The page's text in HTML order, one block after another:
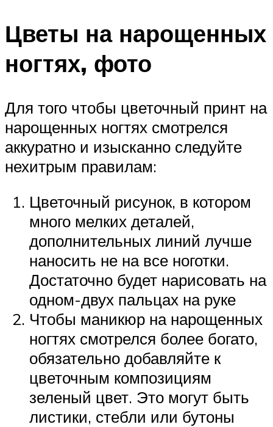
Цветы на нарощенных
ногтях, фото
Для того чтобы цветочный принт на
нарощенных ногтях смотрелся
аккуратно и изысканно следуйте
нехитрым правилам:
Цветочный рисунок, в котором
много мелких деталей,
дополнительных линий лучше
наносить не на все ноготки.
Достаточно будет нарисовать на
одном-двух пальцах на руке
Чтобы маникюр на нарощенных
ногтях смотрелся более богато,
обязательно добавляйте к
цветочным композициям
зеленый цвет. Это могут быть
листики, стебли или бутоны